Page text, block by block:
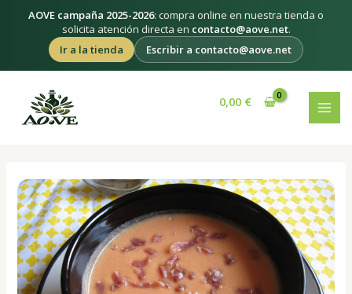
AOVE campaña 2025-2026: compra online en nuestra tienda o
solicita atención directa en contacto@aove.net.
Ir a la tienda
Escribir a contacto@aove.net
contenido
0,00 €
de
entradas